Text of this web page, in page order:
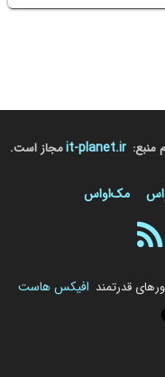
منبع: it-planet.irمجاز است.
مک‌او‌اس
قدرتمند افیکس هاست